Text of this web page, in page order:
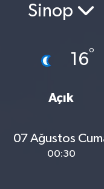
Sinop
16°
Açık
07 Ağustos
00:30